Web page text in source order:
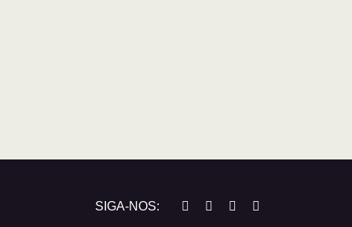
SIGA-NOS: